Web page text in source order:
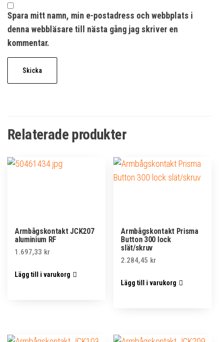
Spara mitt namn, min e-postadress och webbplats i
denna webbläsare till nästa gång jag skriver en
kommentar.
Relaterade produkter
Armbågskontakt JCK207
aluminium RF
1.697,33 kr
Lägg till i varukorg
Armbågskontakt Prisma
Button 300 lock
slät/skruv
2.284,45 kr
Lägg till i varukorg